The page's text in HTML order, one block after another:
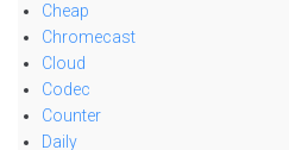
Cheap
Chromecast
Cloud
Codec
Counter
Daily